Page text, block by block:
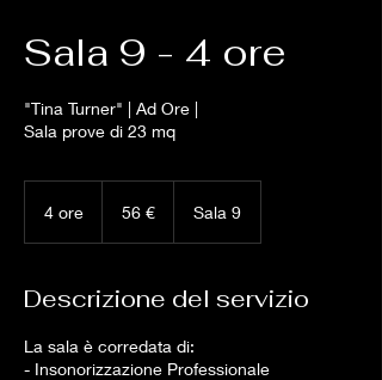
Sala 9 - 4 ore
"Tina Turner" | Ad Ore |
Sala prove di 23 mq
4 ore 56 € Sala 9
Descrizione del servizio
La sala è corredata di:
- Insonorizzazione Professionale